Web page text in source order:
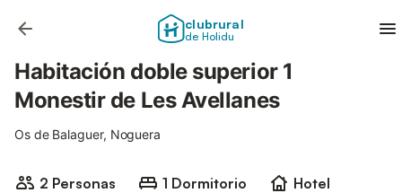
clubrural
de Holidu
Habitación doble superior 1
Monestir de Les Avellanes
Os de Balaguer, Noguera
2 Personas 1 Dormitorio
Hotel